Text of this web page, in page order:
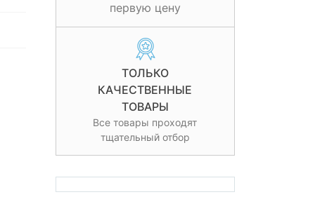
первую цену
ТОЛЬКО
КАЧЕСТВЕННЫЕ
ТОВАРЫ
Все товары проходят
тщательный отбор